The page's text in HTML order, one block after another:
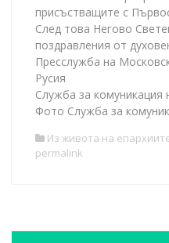
присъстващите с
След това Негово
поздравления от
Пресслужба на
Русия
Служба за
Фото Служба за
Из живота на
permalink